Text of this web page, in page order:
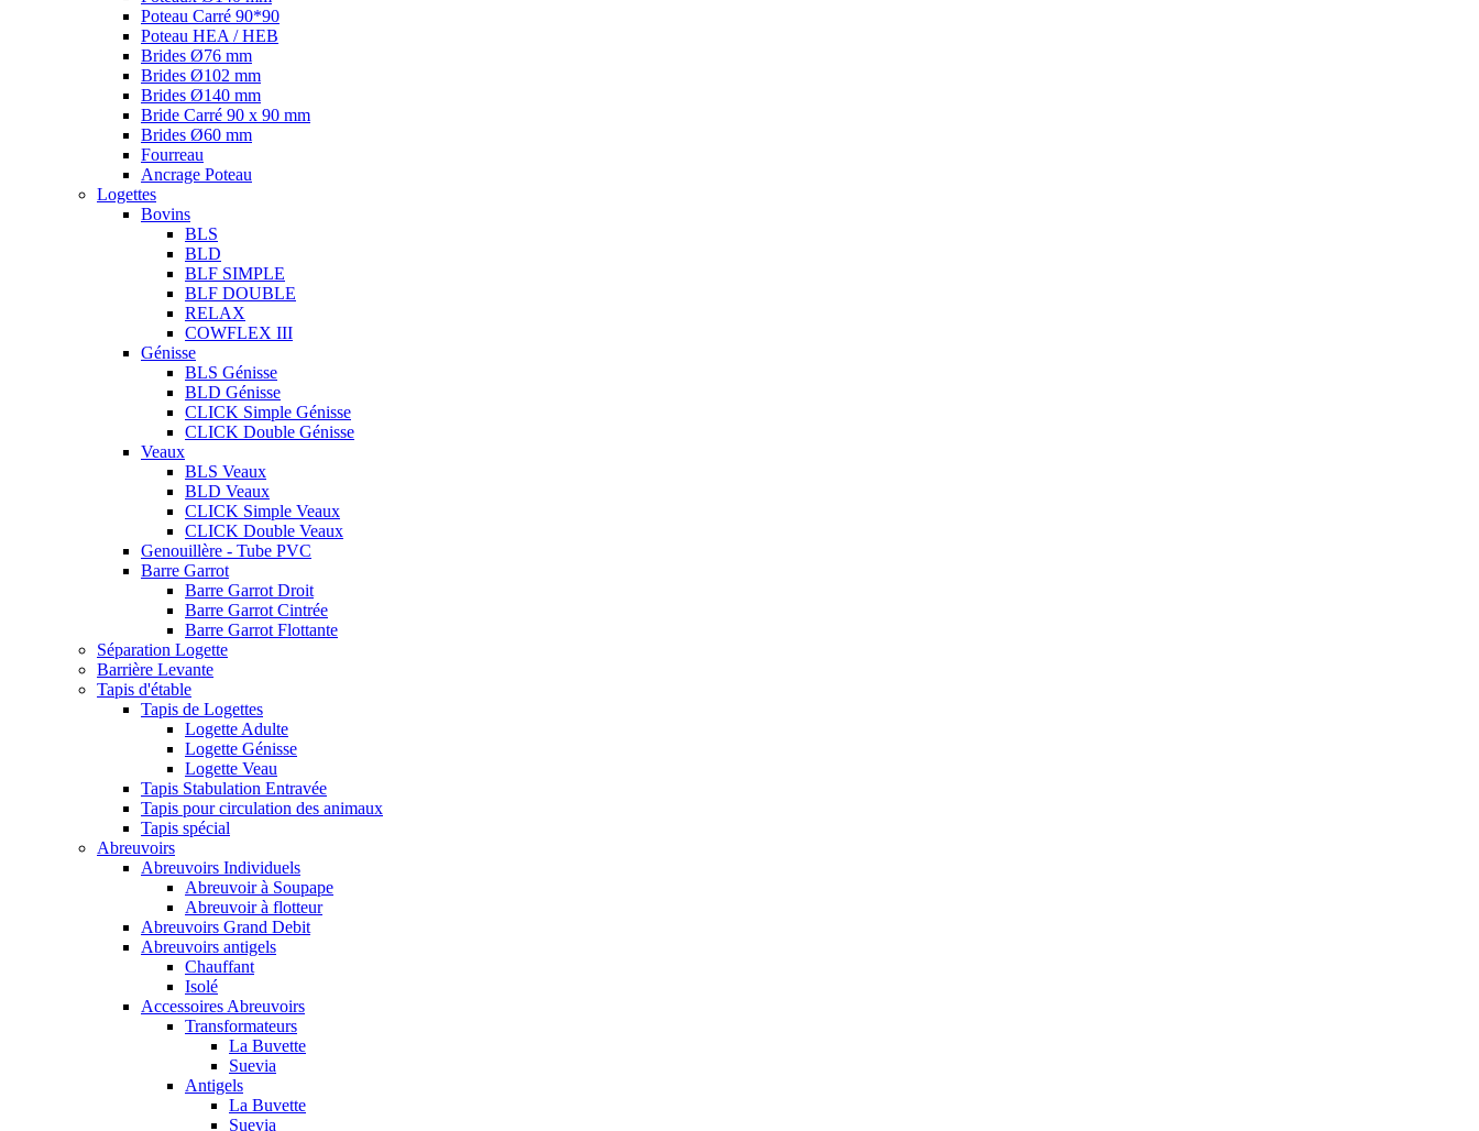
Poteau Carré 90*90
Poteau HEA / HEB
Brides Ø76 mm
Brides Ø102 mm
Brides Ø140 mm
Bride Carré 90 x 90 mm
Brides Ø60 mm
Fourreau
Ancrage Poteau
Logettes
Bovins
BLS
BLD
BLF SIMPLE
BLF DOUBLE
RELAX
COWFLEX III
Génisse
BLS Génisse
BLD Génisse
CLICK Simple Génisse
CLICK Double Génisse
Veaux
BLS Veaux
BLD Veaux
CLICK Simple Veaux
CLICK Double Veaux
Genouillère - Tube PVC
Barre Garrot
Barre Garrot Droit
Barre Garrot Cintrée
Barre Garrot Flottante
Séparation Logette
Barrière Levante
Tapis d'étable
Tapis de Logettes
Logette Adulte
Logette Génisse
Logette Veau
Tapis Stabulation Entravée
Tapis pour circulation des animaux
Tapis spécial
Abreuvoirs
Abreuvoirs Individuels
Abreuvoir à Soupape
Abreuvoir à flotteur
Abreuvoirs Grand Debit
Abreuvoirs antigels
Chauffant
Isolé
Accessoires Abreuvoirs
Transformateurs
La Buvette
Suevia
Antigels
La Buvette
Suevia